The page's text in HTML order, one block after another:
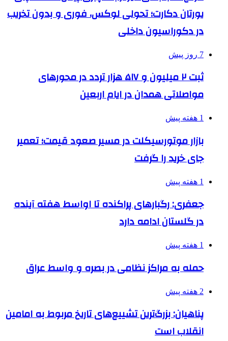
یورتان دکارت؛ تحولی لوکس، فوری و بدون تخریب
در دکوراسیون داخلی
7 روز پیش
ثبت ۲ میلیون و ۵۱۷ هزار تردد در محورهای
مواصلاتی همدان در ایام اربعین
1 هفته پیش
بازار موتورسیکلت در مسیر صعود قیمت؛ تعمیر
جای خرید را گرفت
1 هفته پیش
جعفری: رگبارهای پراکنده تا اواسط هفته آینده
در گلستان ادامه دارد
1 هفته پیش
حمله به مراکز نظامی در بصره و واسط عراق
2 هفته پیش
پناهیان: بزرگ‌ترین تشییع‌های تاریخ مربوط به امامین
انقلاب است